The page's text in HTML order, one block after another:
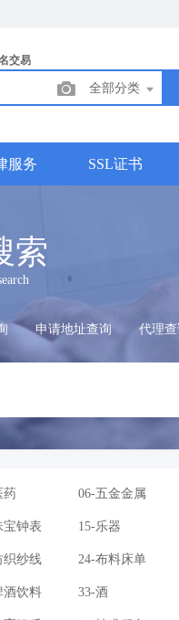
交易
全部分类
服务 SSL证书
索
申请地址查询 代理查
药 06-五金金属
宝钟表 15-乐器
织纱线 24-布料床单
酒饮料 33-酒